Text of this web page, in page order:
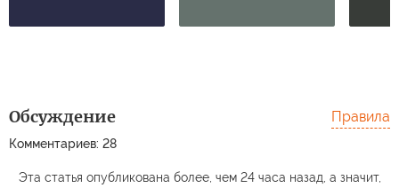
Обсуждение
Комментариев: 28
Правила
Эта статья опубликована более, чем 24 часа назад, а значит,